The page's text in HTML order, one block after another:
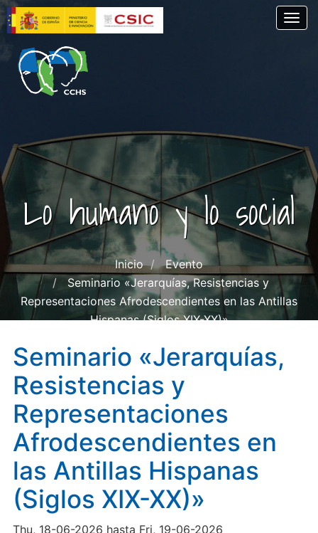
Skip
to
main
content
Lo humano y lo social
Inicio
Evento
Seminario «Jerarquías, Resistencias y
Representaciones Afrodescendientes en las Antillas
Hispanas (Siglos XIX-XX)»
Seminario «Jerarquías,
Resistencias y
Representaciones
Afrodescendientes en
las Antillas Hispanas
(Siglos XIX-XX)»
Thu, 18-06-2026 hasta Fri, 19-06-2026